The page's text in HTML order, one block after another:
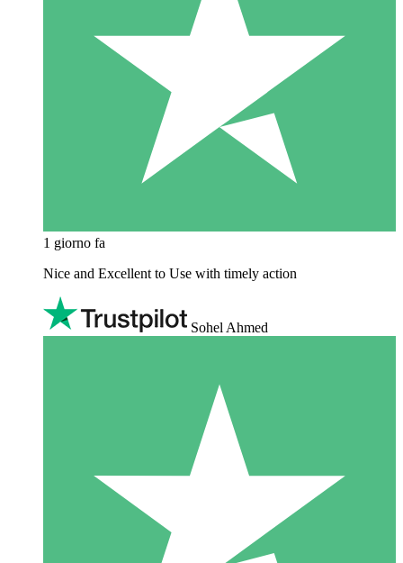
1 giorno fa
Nice and Excellent to Use with timely action
Sohel Ahmed